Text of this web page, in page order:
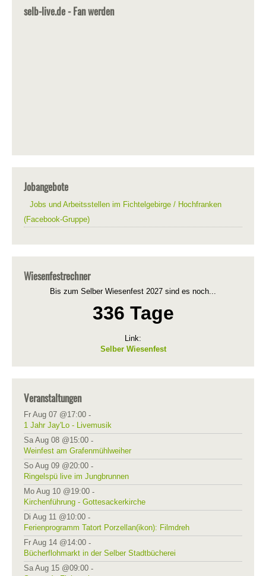
selb-live.de - Fan werden
Jobangebote
Jobs und Arbeitsstellen im Fichtelgebirge / Hochfranken
(Facebook-Gruppe)
Wiesenfestrechner
Bis zum Selber Wiesenfest 2027 sind es noch...
336 Tage
Link:
Selber Wiesenfest
Veranstaltungen
Fr Aug 07 @17:00 -
1 Jahr Jay'Lo - Livemusik
Sa Aug 08 @15:00 -
Weinfest am Grafenmühlweiher
So Aug 09 @20:00 -
Ringelspü live im Jungbrunnen
Mo Aug 10 @19:00 -
Kirchenführung - Gottesackerkirche
Di Aug 11 @10:00 -
Ferienprogramm Tatort Porzellan(ikon): Filmdreh
Fr Aug 14 @14:00 -
Bücherflohmarkt in der Selber Stadtbücherei
Sa Aug 15 @09:00 -